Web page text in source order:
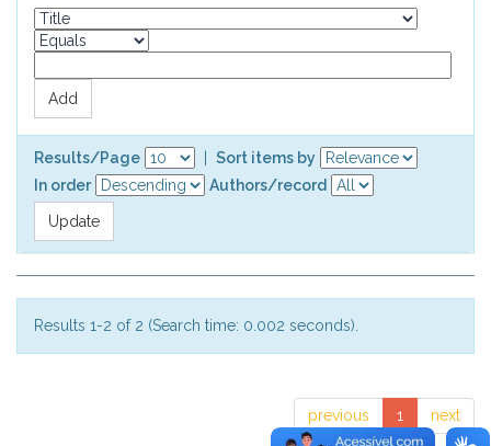
Results/Page
Sort items by
In order
Authors/record
Results 1-2 of 2 (Search time: 0.002 seconds).
previous 1 next